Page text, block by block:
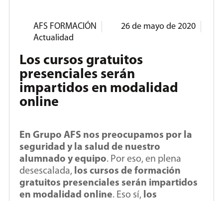
AFS FORMACIÓN
26 de mayo de 2020
Actualidad
Los cursos gratuitos
presenciales serán
impartidos en modalidad
online
En Grupo AFS nos preocupamos por la
seguridad y la salud de nuestro
alumnado y equipo. Por eso, en plena
desescalada, los cursos de formación
gratuitos presenciales serán impartidos
en modalidad online. Eso sí, los